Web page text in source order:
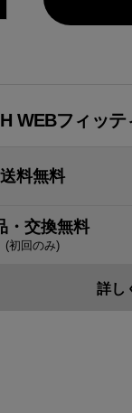
WEBフィッテ
送料無料
・交換無料
(初回のみ)
詳し